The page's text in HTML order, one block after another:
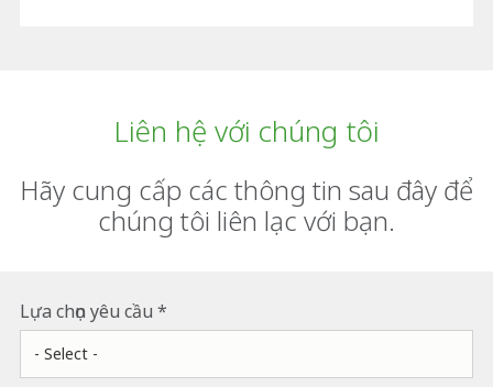
Liên hệ với chúng tôi
Hãy cung cấp các thông tin sau đây để
chúng tôi liên lạc với bạn.
Lựa chọn yêu cầu